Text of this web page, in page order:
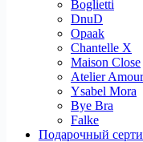
Boglietti
DnuD
Opaak
Chantelle X
Maison Close
Atelier Amour
Ysabel Mora
Bye Bra
Falke
Подарочный